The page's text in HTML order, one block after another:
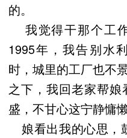
的。
我觉得干那个工
1995年，我告别水
时，城里的工厂也不
之下，我回老家帮
盛，不甘心这宁静慵
娘看出我的心思，